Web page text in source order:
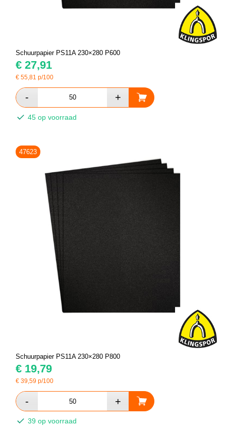
Schuurpapier PS11A 230×280 P600
€ 27,91
€55,81 p/100
45 op voorraad
47623
Schuurpapier PS11A 230×280 P800
€ 19,79
€39,59 p/100
39 op voorraad